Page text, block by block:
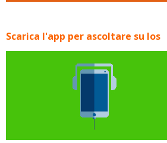
Scarica l'app per ascoltare su Ios